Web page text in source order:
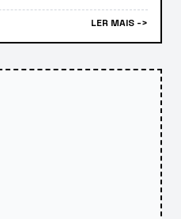
demonstração de
E-Day. A revelação foi um
deixando os fãs da
LER MAIS ->